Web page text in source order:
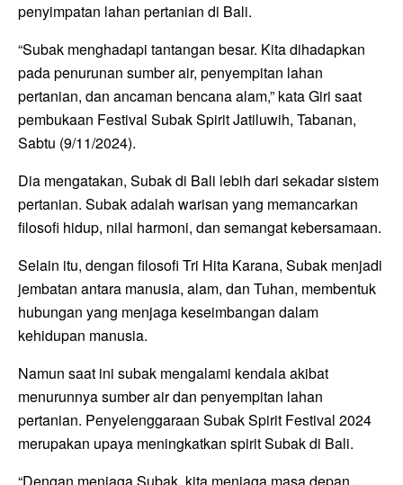
penyimpatan lahan pertanian di Bali.
“Subak menghadapi tantangan besar. Kita dihadapkan
pada penurunan sumber air, penyempitan lahan
pertanian, dan ancaman bencana alam,” kata Giri saat
pembukaan Festival Subak Spirit Jatiluwih, Tabanan,
Sabtu (9/11/2024).
Dia mengatakan, Subak di Bali lebih dari sekadar sistem
pertanian. Subak adalah warisan yang memancarkan
filosofi hidup, nilai harmoni, dan semangat kebersamaan.
Selain itu, dengan filosofi Tri Hita Karana, Subak menjadi
jembatan antara manusia, alam, dan Tuhan, membentuk
hubungan yang menjaga keseimbangan dalam
kehidupan manusia.
Namun saat ini subak mengalami kendala akibat
menurunnya sumber air dan penyempitan lahan
pertanian. Penyelenggaraan Subak Spirit Festival 2024
merupakan upaya meningkatkan spirit Subak di Bali.